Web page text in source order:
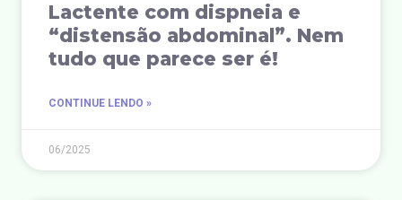
Lactente com dispneia e
“distensão abdominal”. Nem
tudo que parece ser é!
CONTINUE LENDO »
06/2025